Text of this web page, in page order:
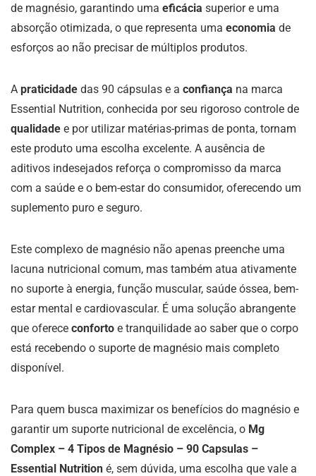
de magnésio, garantindo uma eficácia superior e uma
absorção otimizada, o que representa uma economia de
esforços ao não precisar de múltiplos produtos.
A praticidade das 90 cápsulas e a confiança na marca
Essential Nutrition, conhecida por seu rigoroso controle de
qualidade e por utilizar matérias-primas de ponta, tornam
este produto uma escolha excelente. A ausência de
aditivos indesejados reforça o compromisso da marca
com a saúde e o bem-estar do consumidor, oferecendo um
suplemento puro e seguro.
Este complexo de magnésio não apenas preenche uma
lacuna nutricional comum, mas também atua ativamente
no suporte à energia, função muscular, saúde óssea, bem-
estar mental e cardiovascular. É uma solução abrangente
que oferece conforto e tranquilidade ao saber que o corpo
está recebendo o suporte de magnésio mais completo
disponível.
Para quem busca maximizar os benefícios do magnésio e
garantir um suporte nutricional de excelência, o Mg
Complex – 4 Tipos de Magnésio – 90 Capsulas –
Essential Nutrition é, sem dúvida, uma escolha que vale a